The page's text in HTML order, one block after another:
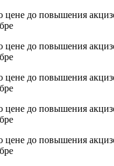
цене до повышения
цене до повышения
цене до повышения
цене до повышения
цене до повышения